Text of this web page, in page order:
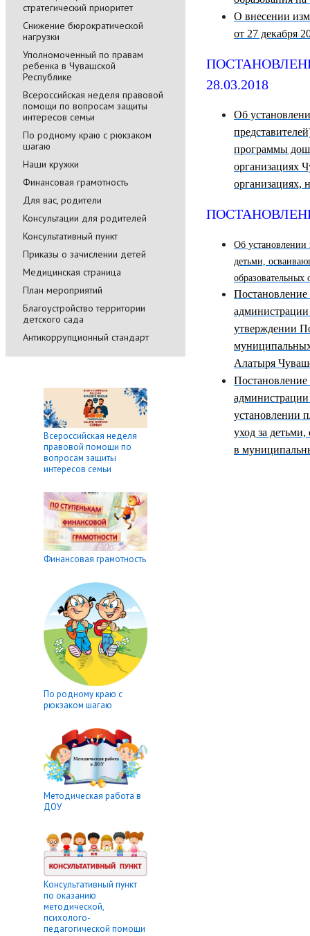
стратегический приоритет
Снижение бюрократической
нагрузки
Уполномоченный по правам
ребенка в Чувашской
Республике
Всероссийская неделя правовой
помощи по вопросам защиты
интересов семьи
По родному краю с рюкзаком
шагаю
Наши кружки
Финансовая грамотность
Для вас, родители
Консультации для родителей
Консультативный пункт
Приказы о зачислении детей
Медицинская страница
План мероприятий
Благоустройство территории
детского сада
Антикоррупционный стандарт
Всероссийская неделя
правовой помощи по
вопросам защиты
интересов семьи
Финансовая грамотность
По родному краю с
рюкзаком шагаю
Методическая работа в
ДОУ
Консультативный пункт
по оказанию
методической,
психолого-
педагогической помощи
О внесении
от 27 декабря
28.03.2018
Об
программы
организациях
организациях,
ПОСТАНОВЛЕНИЕ
Об установлении
детьми,
утверждении
Алатыря
установлении
уход за
в